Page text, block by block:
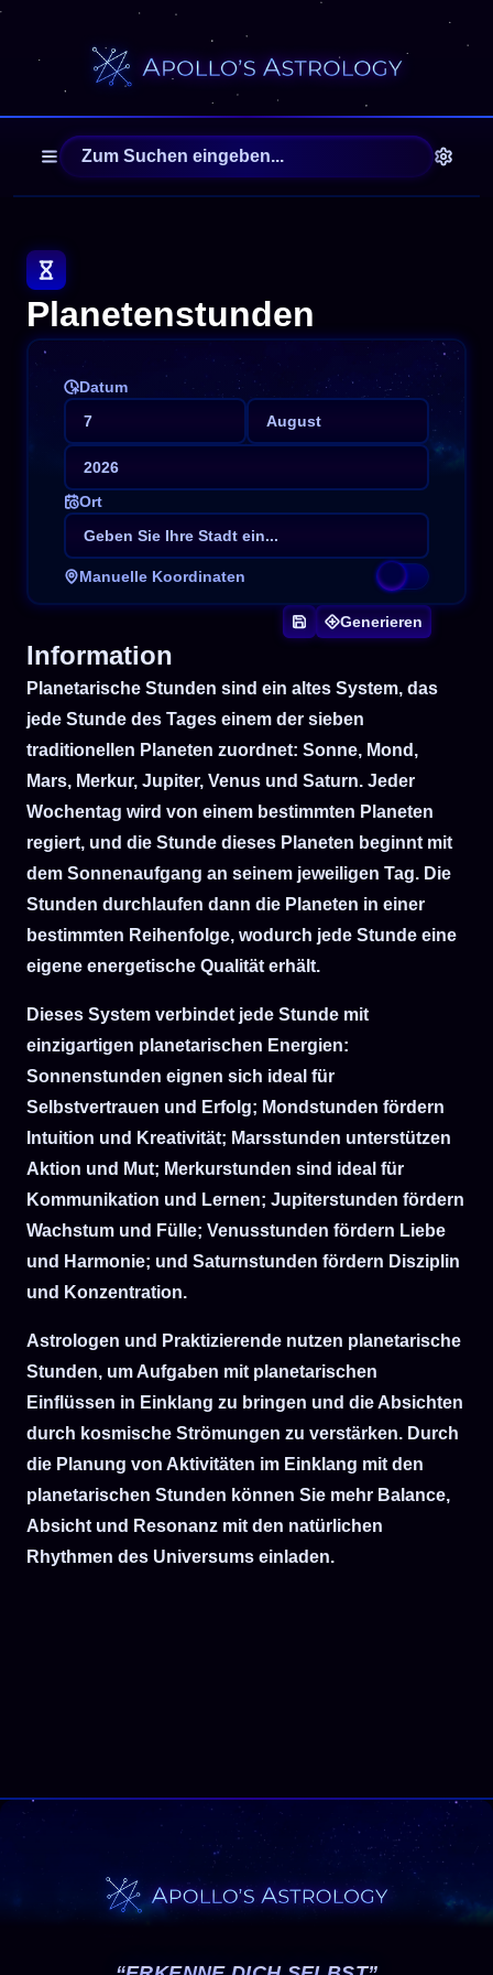
Planetenstunden
Datum
7
August
2026
Ort
Manuelle Koordinaten
Generieren
Information
Planetarische Stunden sind ein altes System, das
jede Stunde des Tages einem der sieben
traditionellen Planeten zuordnet: Sonne, Mond,
Mars, Merkur, Jupiter, Venus und Saturn. Jeder
Wochentag wird von einem bestimmten Planeten
regiert, und die Stunde dieses Planeten beginnt mit
dem Sonnenaufgang an seinem jeweiligen Tag. Die
Stunden durchlaufen dann die Planeten in einer
bestimmten Reihenfolge, wodurch jede Stunde eine
eigene energetische Qualität erhält.
Dieses System verbindet jede Stunde mit
einzigartigen planetarischen Energien:
Sonnenstunden eignen sich ideal für
Selbstvertrauen und Erfolg; Mondstunden fördern
Intuition und Kreativität; Marsstunden unterstützen
Aktion und Mut; Merkurstunden sind ideal für
Kommunikation und Lernen; Jupiterstunden fördern
Wachstum und Fülle; Venusstunden fördern Liebe
und Harmonie; und Saturnstunden fördern Disziplin
und Konzentration.
Astrologen und Praktizierende nutzen planetarische
Stunden, um Aufgaben mit planetarischen
Einflüssen in Einklang zu bringen und die Absichten
durch kosmische Strömungen zu verstärken. Durch
die Planung von Aktivitäten im Einklang mit den
planetarischen Stunden können Sie mehr Balance,
Absicht und Resonanz mit den natürlichen
Rhythmen des Universums einladen.